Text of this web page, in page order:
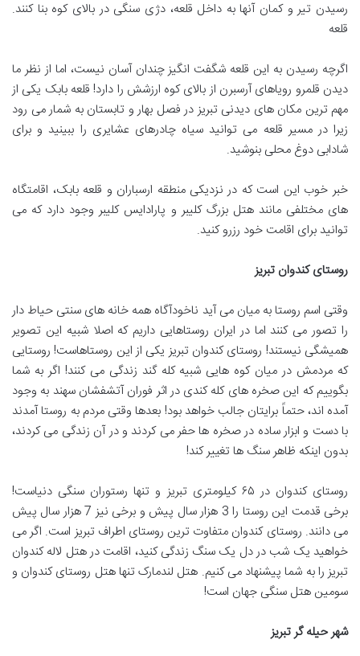
رسیدن تیر و کمان آنها به داخل قلعه، دژی سنگی در بالای کوه بنا کنند.
قلعه
اگرچه رسیدن به این قلعه شگفت انگیز چندان آسان نیست، اما از نظر ما
دیدن قلمرو رویاهای آرسبرن از بالای کوه ارزشش را دارد! قلعه بابک یکی از
مهم ترین مکان های دیدنی تبریز در فصل بهار و تابستان به شمار می رود
زیرا در مسیر قلعه می توانید سیاه چادرهای عشایری را ببینید و برای
شادابی دوغ محلی بنوشید.
خبر خوب این است که در نزدیکی منطقه ارسباران و قلعه بابک، اقامتگاه
های مختلفی مانند هتل بزرگ کلیبر و پارادایس کلیبر وجود دارد که می
توانید برای اقامت خود رزرو کنید.
روستای کندوان تبریز
وقتی اسم روستا به میان می آید ناخودآگاه همه خانه های سنتی حیاط دار
را تصور می کنند اما در ایران روستاهایی داریم که اصلا شبیه این تصویر
همیشگی نیستند! روستای کندوان تبریز یکی از این روستاهاست! روستایی
که مردمش در میان کوه هایی شبیه کله گند زندگی می کنند! اگر به شما
بگوییم که این صخره های کله کندی در اثر فوران آتشفشان سهند به وجود
آمده اند، حتماً برایتان جالب خواهد بود! بعدها وقتی مردم به روستا آمدند
با دست و ابزار ساده در صخره ها حفر می کردند و در آن زندگی می کردند،
بدون اینکه ظاهر سنگ ها تغییر کند!
روستای کندوان در ۶۵ کیلومتری تبریز و تنها رستوران سنگی دنیاست!
برخی قدمت این روستا را 3 هزار سال پیش و برخی نیز 7 هزار سال پیش
می دانند. روستای کندوان متفاوت ترین روستای اطراف تبریز است. اگر می
خواهید یک شب در دل یک سنگ زندگی کنید، اقامت در هتل لاله کندوان
تبریز را به شما پیشنهاد می کنیم. هتل لندمارک تنها هتل روستای کندوان و
سومین هتل سنگی جهان است!
شهر حیله گر تبریز